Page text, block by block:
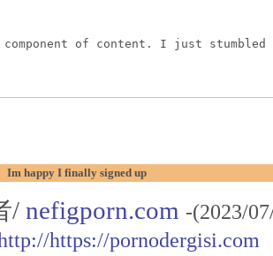
component of content. I just
Im happy I finally signed up
/ nefigporn.com -(2023/
https://pornodergisi.com